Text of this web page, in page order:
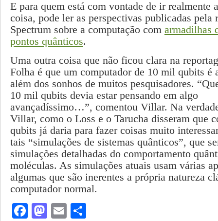
E para quem está com vontade de ir realmente
coisa, pode ler as perspectivas publicadas pela
Spectrum sobre a computação com armadilhas
pontos quânticos.
Uma outra coisa que não ficou clara na
Folha é que um computador de 10 mil qubits é
além dos sonhos de muitos pesquisadores.
10 mil qubits devia estar pensando em algo
avançadíssimo…”, comentou Villar. Na
Villar, como o Loss e o Tarucha disseram que
qubits já daria para fazer coisas muito
tais “simulações de sistemas quânticos”, que
simulações detalhadas do comportamento
moléculas. As simulações atuais usam várias
algumas que são inerentes a própria natureza
computador normal.
Facebook
Mastodon
Email